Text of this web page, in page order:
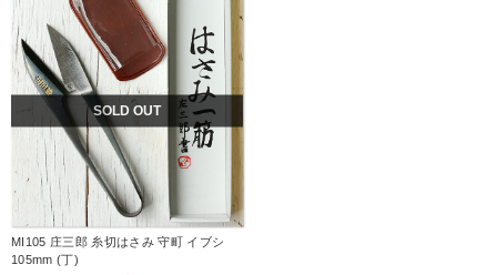
SOLD OUT
MI105 庄三郎 糸切はさみ 守町 イブシ
105mm (丁)